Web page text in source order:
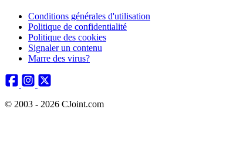
Conditions générales d'utilisation
Politique de confidentialité
Politique des cookies
Signaler un contenu
Marre des virus?
© 2003 - 2026 CJoint.com